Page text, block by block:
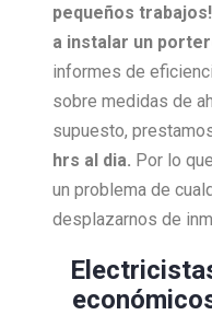
pequeños trabajos!
a instalar un
informes de
sobre medidas de
supuesto,
hrs al dia. Por lo
un problema de
desplazarnos de